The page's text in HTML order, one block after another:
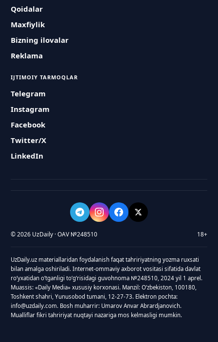
Qoidalar
Maxfiylik
Bizning ilovalar
Reklama
IJTIMOIY TARMOQLAR
Telegram
Instagram
Facebook
Twitter/X
LinkedIn
© 2026 UzDaily · OAV №248510 18+
UzDaily.uz materiallaridan foydalanish faqat tahririyatning yozma ruxsati
bilan amalga oshiriladi. Internet-ommaviy axborot vositasi sifatida davlat
roʻyxatidan oʻtganligi toʻgʻrisidagi guvohnoma №248510, 2024 yil 1 aprel.
Muassis: «Daily Media» xususiy korxonasi. Manzil: Oʻzbekiston, 100180,
Toshkent shahri, Yunusobod tumani, 12-27-73. Elektron pochta:
info@uzdaily.com. Bosh muharrir: Umarov Anvar Abrardjanovich.
Mualliflar fikri tahririyat nuqtayi nazariga mos kelmasligi mumkin.